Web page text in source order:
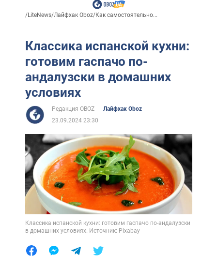
/LiteNews/Лайфхак Oboz/Как самостоятельно...
Классика испанской кухни:
готовим гаспачо по-
андалузски в домашних
условиях
Редакция OBOZ
Лайфхак Oboz
23.09.2024 23:30
Классика испанской кухни: готовим гаспачо по-андалузски
в домашних условиях. Источник: Pixabay